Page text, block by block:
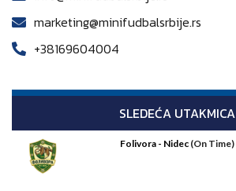
marketing@minifudbalsrbije.rs
+38169604004
SLEDEĆA UTAKMICA
Folivora - Nidec(On Time)